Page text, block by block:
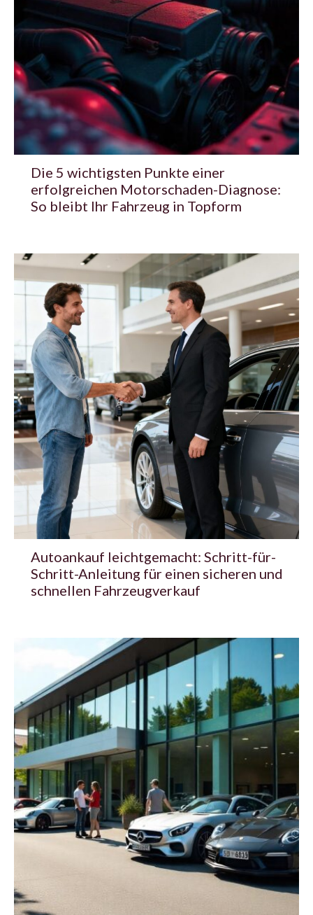
Die 5 wichtigsten Punkte einer
erfolgreichen Motorschaden-Diagnose:
So bleibt Ihr Fahrzeug in Topform
Autoankauf leichtgemacht: Schritt-für-
Schritt-Anleitung für einen sicheren und
schnellen Fahrzeugverkauf